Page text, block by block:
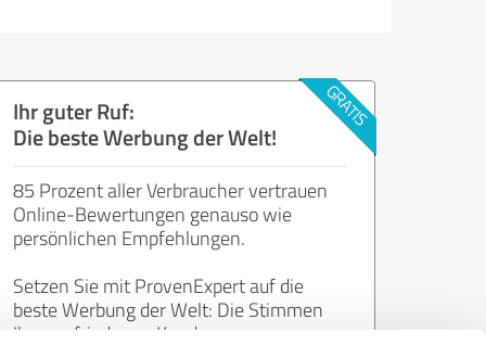
Ihr guter Ruf:
Die beste Werbung der Welt!
85 Prozent aller Verbraucher vertrauen
Online-Bewertungen genauso wie
persönlichen Empfehlungen.
Setzen Sie mit ProvenExpert auf die
beste Werbung der Welt: Die Stimmen
Ihrer zufriedenen Kunden.